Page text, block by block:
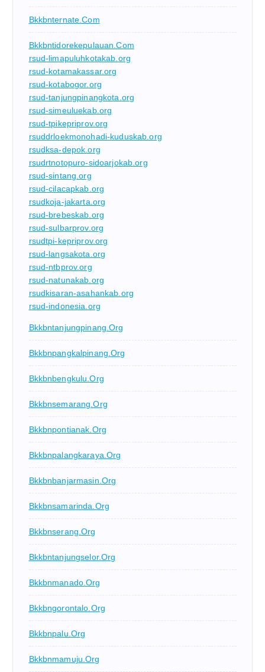
Bkkbnternate.com
Bkkbntidorekepulauan.com
rsud-limapuluhkotakab.org
rsud-kotamakassar.org
rsud-kotabogor.org
rsud-tanjungpinangkota.org
rsud-simeuluekab.org
rsud-tpikepriprov.org
rsuddrloekmonohadi-kuduskab.org
rsudksa-depok.org
rsudrtnotopuro-sidoarjokab.org
rsud-sintang.org
rsud-cilacapkab.org
rsudkoja-jakarta.org
rsud-brebeskab.org
rsud-sulbarprov.org
rsudtpi-kepriprov.org
rsud-langsakota.org
rsud-ntbprov.org
rsud-natunakab.org
rsudkisaran-asahankab.org
rsud-indonesia.org
Bkkbntanjungpinang.org
Bkkbnpangkalpinang.org
Bkkbnbengkulu.org
Bkkbnsemarang.org
Bkkbnpontianak.org
Bkkbnpalangkaraya.org
Bkkbnbanjarmasin.org
Bkkbnsamarinda.org
Bkkbnserang.org
Bkkbntanjungselor.org
Bkkbnmanado.org
Bkkbngorontalo.org
Bkkbnpalu.org
Bkkbnmamuju.org